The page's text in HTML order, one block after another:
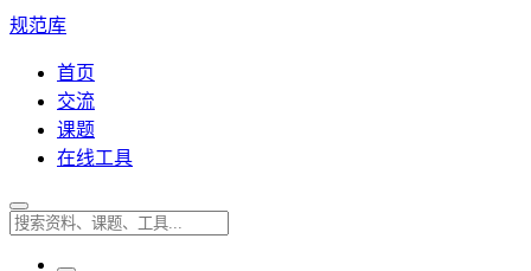
规范库
首页
交流
课题
在线工具